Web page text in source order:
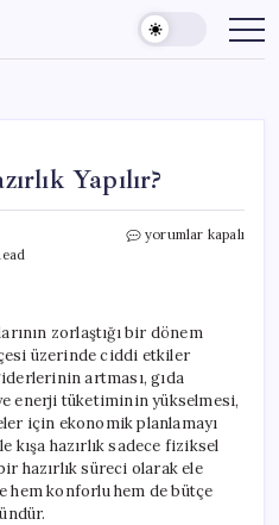
Yapılır?
Kış
için
yorumlar kapalı
zorlaştığı bir dönem
üzerinde ciddi etkiler
artması, gıda
enerji tüketiminin yükselmesi,
için ekonomik planlamayı
kışa hazırlık sadece fiziksel
hazırlık süreci olarak ele
hem konforlu hem de bütçe